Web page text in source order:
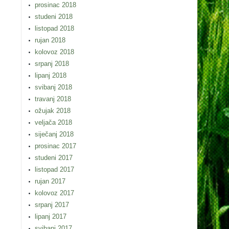
prosinac 2018
studeni 2018
listopad 2018
rujan 2018
kolovoz 2018
srpanj 2018
lipanj 2018
svibanj 2018
travanj 2018
ožujak 2018
veljača 2018
siječanj 2018
prosinac 2017
studeni 2017
listopad 2017
rujan 2017
kolovoz 2017
srpanj 2017
lipanj 2017